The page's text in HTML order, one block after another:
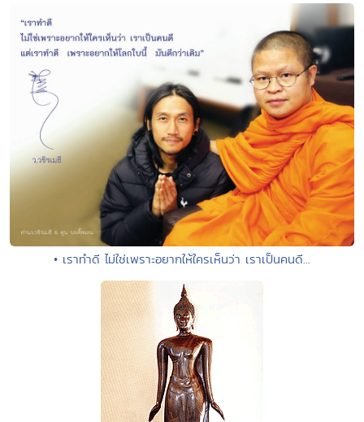
• เราทำดี ไม่ใช่เพราะอยากให้ใครเห็นว่า เราเป็นคนดี...